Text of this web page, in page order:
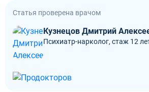
Статья проверена врачом
Кузнецов Дмитрий
Психиатр-нарколог, стаж 12